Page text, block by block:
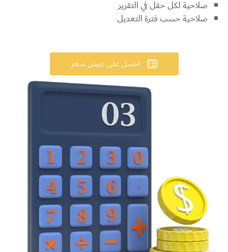
صلاحية لكل حقل في التقرير
صلاحية حسب فترة التعديل
 احصل على عرض سعر